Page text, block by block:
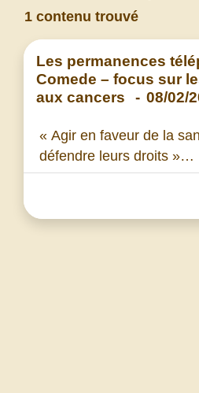
1 contenu trouvé
Les permanences
Comede – focus sur
aux cancers
- 08/02/
« Agir en faveur de la
défendre leurs droits »…